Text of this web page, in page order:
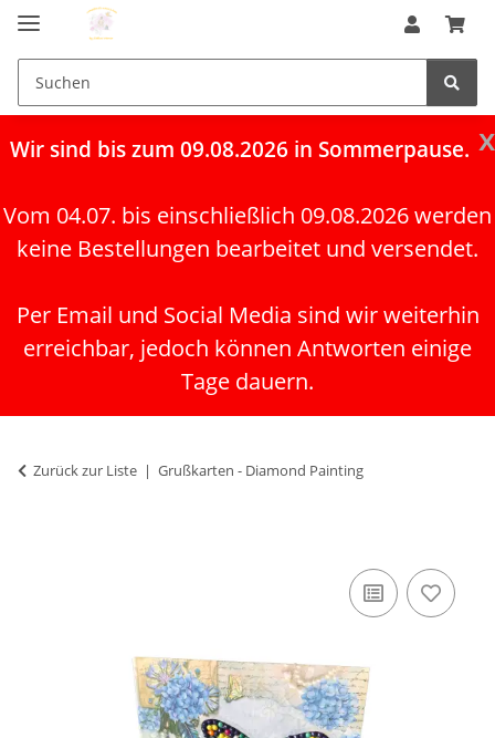
x
Wir sind bis zum 09.08.2026 in Sommerpause.
Vom 04.07. bis einschließlich 09.08.2026 werden
keine Bestellungen bearbeitet und versendet.
Per Email und Social Media sind wir weiterhin
erreichbar, jedoch können Antworten einige
Tage dauern.
Zurück zur Liste Grußkarten - Diamond Painting